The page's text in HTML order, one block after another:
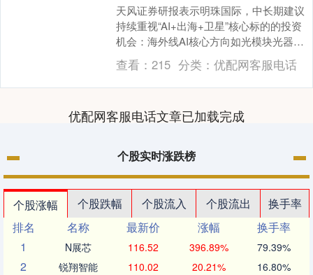
天风证券研报表示明珠国际，中长期建议
持续重视“AI+出海+卫星”核心标的的投资
机会：海外线AI核心方向如光模块光器
件、液冷等领域值得重视，持续核心推
荐；此外国产....
查看：215 分类： 优配网客服电话
优配网客服电话文章已加载完成
个股实时涨跌榜
个股涨幅 个股跌幅 个股流入 个股流出
换手率
排名
名称 最新价 涨幅
换手率
1
N展芯 116.52 396.89% 79.39%
2 锐翔智能 110.02 20.21% 16.80%